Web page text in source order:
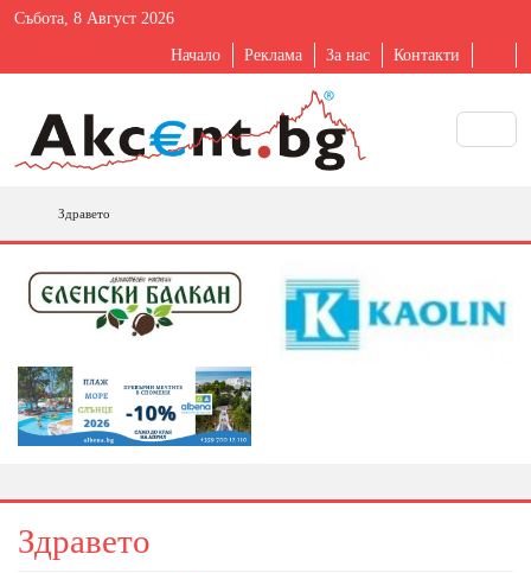
Събота, 8 Август 2026
Начало Реклама За нас Контакти
Здравето
Здравето